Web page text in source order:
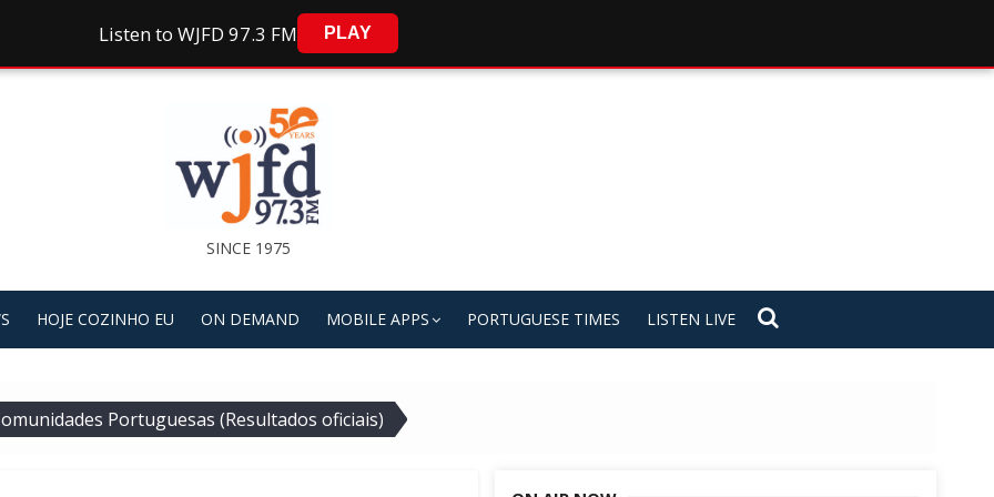
Listen to WJFD 97.3 FM PLAY
SINCE 1975
HOJE COZINHO EU ON DEMAND MOBILE APPS PORTUGUESE TIMES LISTEN LIVE
Portuguesas (Resultados oficiais)